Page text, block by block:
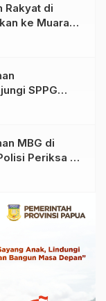
Rakyat di
ke Muara
SPPG
MBG di
Periksa 30